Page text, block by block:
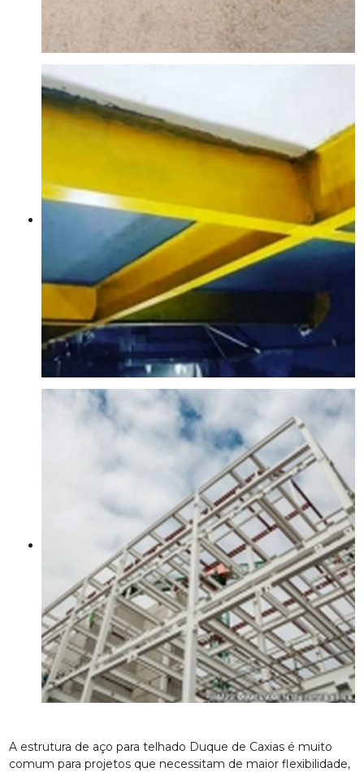
A estrutura de aço para telhado Duque de Caxias é muito
comum para projetos que necessitam de maior flexibilidade,